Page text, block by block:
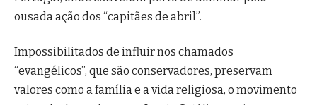
ousada ação dos “capitães de abril”.
Impossibilitados de influir nos chamados
“evangélicos”, que são conservadores, preservam
valores como a família e a vida religiosa, o movimento